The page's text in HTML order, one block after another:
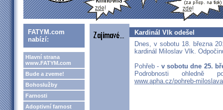
FATYM.com
nabízí:
Hlavní strana
www.FATYM.com
Bude a zveme!
Bohoslužby
Farnosti
Adoptivní farnost
Kardinál Vlk odešel
Dnes, v sobotu 18. března
kardinál Miloslav Vlk.
Pohřeb - v sobotu dne 25.
Podrobnosti ohledně
www.apha.cz/pohreb-